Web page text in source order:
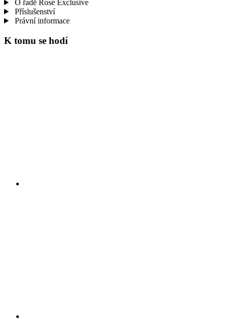
O řadě Rosé Exclusive
Příslušenství
Právní informace
K tomu se hodí